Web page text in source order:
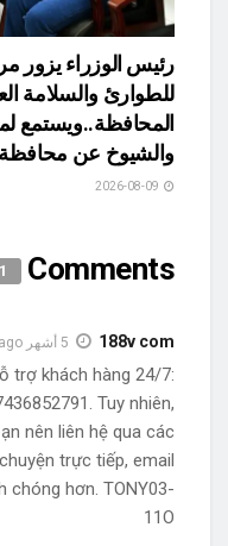
رئيس الوزراء يزور
للطوارئ والسلامة
المحافظة..ويستمع
والشيوخ عن
Comments
1
188v com 5 أشهر ago
trợ khách hàng 24/7:
Tuy nhiên,
nên liên hệ qua các
trực tiếp, email
hơn. TONY03-
11O